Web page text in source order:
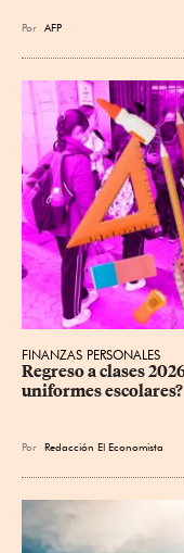
Por AFP
FINANZAS PERSONALES
Regreso a clases
uniformes escolares?
Por Redacción El Economista